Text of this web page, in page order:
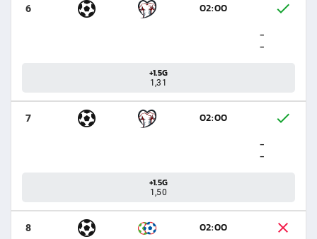
6
02:00
-
-
+1.5G
1,31
7
02:00
-
-
+1.5G
1,50
8 02:00